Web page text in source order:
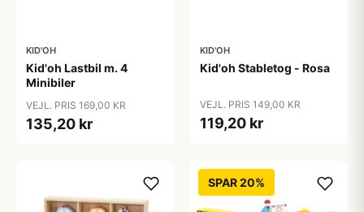
KID'OH
Kid'oh Lastbil m. 4
Minibiler
VEJL. PRIS 169,00 KR
135,20 kr
KID'OH
Kid'oh Stabletog - Rosa
VEJL. PRIS 149,00 KR
119,20 kr
SPAR 20%